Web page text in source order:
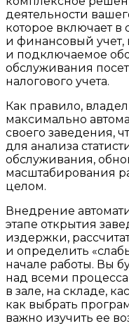
деятельности
которое включает
и финансовый учет,
и подключаемое
обслуживания
налогового учета.
Как правило,
максимально
своего заведения,
для анализа
обслуживания,
масштабирования
целом.
Внедрение
этапе открытия
издержки,
и определить
начале работы. Вы
над всеми
в зале, на складе,
как выбрать
важно изучить ее